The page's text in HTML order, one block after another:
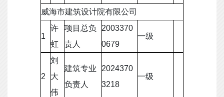
威海市建筑设计院有限公司
1
许
虹
项目总负
责人
2003370
0679
一级
2
刘
大
伟
建筑专业
负责人
2024370
3218
一级